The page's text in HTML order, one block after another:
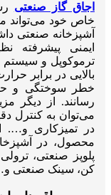
اجاق گاز صنعتی
خاص خود می‌تواند
آشپزخانه صنعتی
ایمنی پیشرفته
ترموکوپل و سیستم
بالایی در برابر
خطر سوختگی و
رسانند. از دیگر
می‌توان به کنترل
در تمیزکاری و….
محصول، در
پلوپز صنعتی،
کن، سینک صنعتی و…